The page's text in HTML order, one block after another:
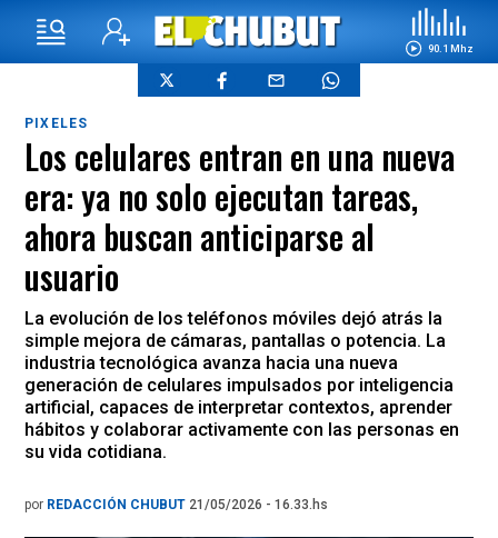
90.1 Mhz
PIXELES
Los celulares entran en una nueva
era: ya no solo ejecutan tareas,
ahora buscan anticiparse al
usuario
La evolución de los teléfonos móviles dejó atrás la
simple mejora de cámaras, pantallas o potencia. La
industria tecnológica avanza hacia una nueva
generación de celulares impulsados por inteligencia
artificial, capaces de interpretar contextos, aprender
hábitos y colaborar activamente con las personas en
su vida cotidiana.
por REDACCIÓN CHUBUT 21/05/2026 - 16.33.hs